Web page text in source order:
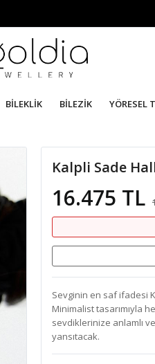
BİLEKLİK BİLEZİK YÖRESEL
Kalpli Sade
16.475 TL
Sevginin en saf ifadesi
Minimalist tasarımıyla
sevdiklerinize anlamlı
yansıtacak.